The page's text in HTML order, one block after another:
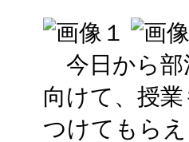
今日から部
向けて、授
つけてもら